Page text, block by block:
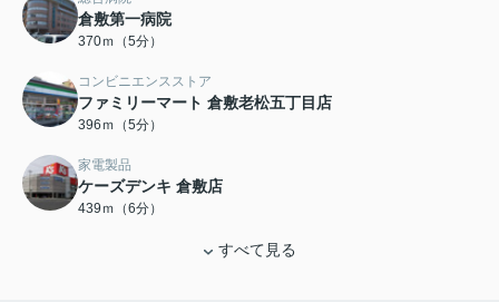
倉敷第一病院
370ｍ（5分）
コンビニエンスストア
ファミリーマート 倉敷老松五丁目店
396ｍ（5分）
家電製品
ケーズデンキ 倉敷店
439ｍ（6分）
すべて見る